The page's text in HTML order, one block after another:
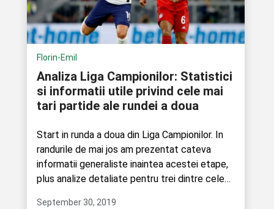
Florin-Emil
Analiza Liga Campionilor: Statistici
si informatii utile privind cele mai
tari partide ale rundei a doua
Start in runda a doua din Liga Campionilor. In
randurile de mai jos am prezentat cateva
informatii generaliste inaintea acestei etape,
plus analize detaliate pentru trei dintre cele
September 30, 2019